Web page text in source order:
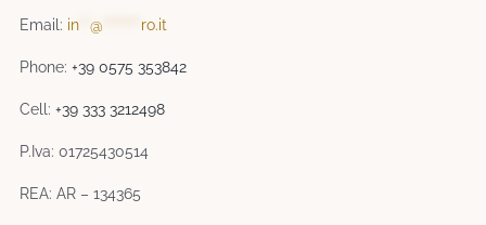
Email: in **@ ro.it
Phone:+39 0575 353842
Cell:+39 333 3212498
P.Iva: 01725430514
REA: AR – 134365